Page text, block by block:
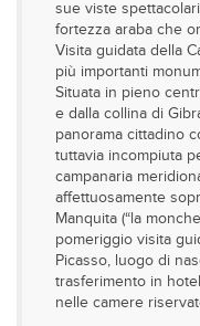
sue viste
fortezza araba che
Visita guidata della
più importanti
Situata in pieno
e dalla collina di
panorama cittadino
tuttavia incompiuta
campanaria
affettuosamente
Manquita (“la
pomeriggio visita
Picasso, luogo di
trasferimento in
nelle camere